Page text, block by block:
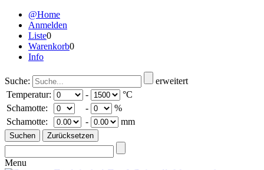
@Home
Anmelden
Liste0
Warenkorb0
Info
Suche:
erweitert
Temperatur:
-
°C
Schamotte:
-
%
Schamotte:
- mm
Menu